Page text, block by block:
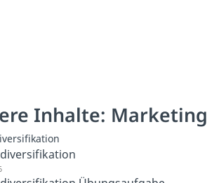
Inhalte: Marketing